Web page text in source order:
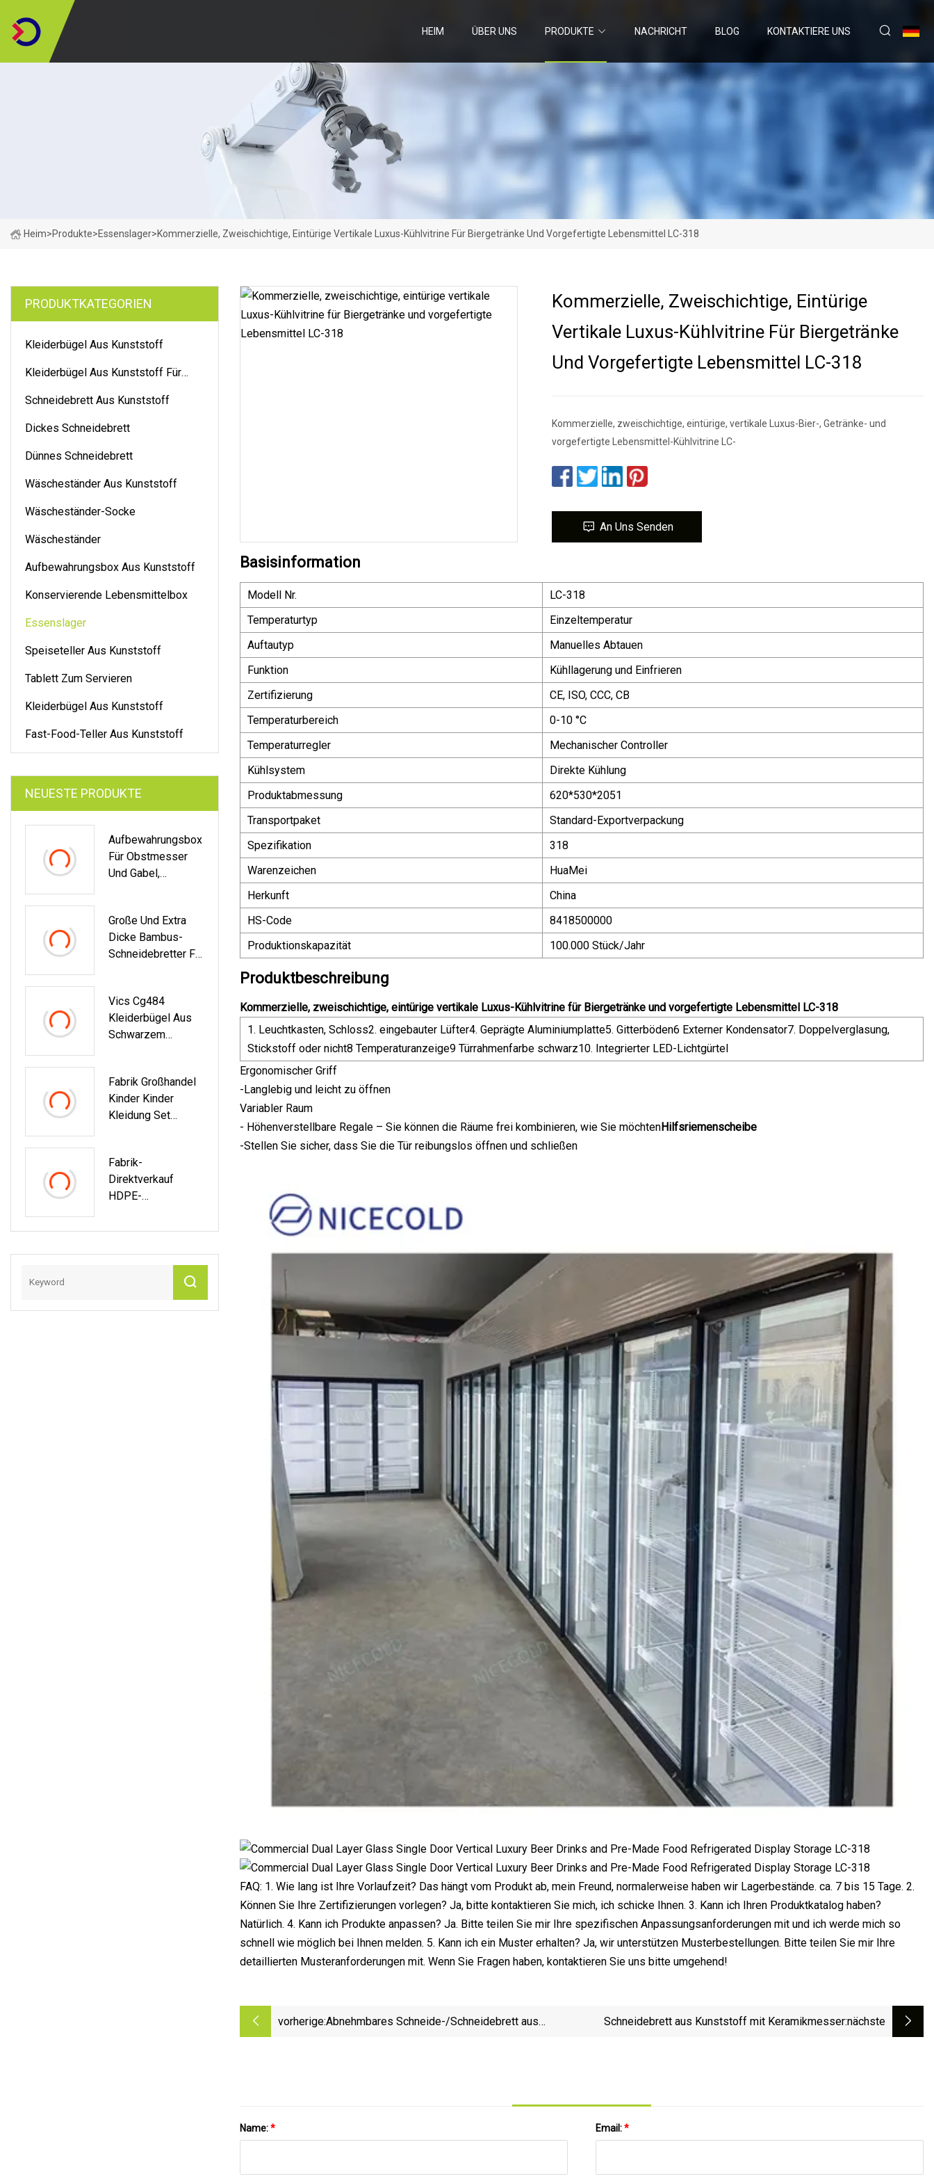
HEIM ÜBER UNS PRODUKTE NACHRICHT BLOG KONTAKTIERE UNS
Heim>Produkte>Essenslager>Kommerzielle, Zweischichtige, Eintürige Vertikale Luxus-Kühlvitrine Für Biergetränke Und Vorgefertigte Lebensmittel LC-318
PRODUKTKATEGORIEN
Kleiderbügel Aus Kunststoff
Kleiderbügel Aus Kunststoff Für
Schneidebrett Aus Kunststoff
Dickes Schneidebrett
Dünnes Schneidebrett
Wäscheständer Aus Kunststoff
Wäscheständer-Socke
Wäscheständer
Aufbewahrungsbox Aus Kunststoff
Konservierende Lebensmittelbox
Essenslager
Speiseteller Aus Kunststoff
Tablett Zum Servieren
Kleiderbügel Aus Kunststoff
Fast-Food-Teller Aus Kunststoff
NEUESTE PRODUKTE
Aufbewahrungsbox
Für Obstmesser
Und Gabel,
Versiegelte
Lunchbox,
Kühlschrank-
Große Und Extra
Dicke Bambus-
Schneidebretter Für
Vumm Bio-
Hochleistungs-
Schneidebrett
Vics Cg484
Kleiderbügel Aus
Schwarzem
Kleider/Anzüge/Rö
Cke
Fabrik Großhandel
Kinder Kinder
Kleidung Set
Kleiderbügel
Kunststoff
Kleiderbügel
Fabrik-
Direktverkauf
HDPE-
Neidebrett/extra
Schneidebrett
Kommerzielle, Zweischichtige, Eintürige
Vertikale Luxus-Kühlvitrine Für Biergetränke
Und Vorgefertigte Lebensmittel LC-318
Kommerzielle, zweischichtige, eintürige, vertikale Luxus-Bier-, Getränke- und
vorgefertigte Lebensmittel-Kühlvitrine LC-
An Uns Senden
Basisinformation
Modell Nr.
LC-318
Temperaturtyp
Einzeltemperatur
Auftautyp
Manuelles Abtauen
Funktion
Kühllagerung und Einfrieren
Zertifizierung
CE, ISO, CCC, CB
Temperaturbereich
0-10 °C
Temperaturregler
Mechanischer Controller
Kühlsystem
Direkte Kühlung
Produktabmessung
620*530*2051
Transportpaket
Standard-Exportverpackung
Spezifikation
318
Warenzeichen
HuaMei
Herkunft
China
HS-Code
8418500000
Produktionskapazität
100.000 Stück/Jahr
Produktbeschreibung
Kommerzielle, zweischichtige, eintürige vertikale Luxus-Kühlvitrine für Biergetränke und vorgefertigte Lebensmittel LC-318
1. Leuchtkasten, Schloss2. eingebauter Lüfter4. Geprägte Aluminiumplatte5. Gitterböden6 Externer Kondensator7. Doppelverglasung,
Stickstoff oder nicht8 Temperaturanzeige9 Türrahmenfarbe schwarz10. Integrierter LED-Lichtgürtel
Ergonomischer Griff
-Langlebig und leicht zu öffnen
Variabler Raum
- Höhenverstellbare Regale – Sie können die Räume frei kombinieren, wie Sie möchtenHilfsriemenscheibe
-Stellen Sie sicher, dass Sie die Tür reibungslos öffnen und schließen
FAQ: 1. Wie lang ist Ihre Vorlaufzeit? Das hängt vom Produkt ab, mein Freund, normalerweise haben wir Lagerbestände. ca. 7 bis 15 Tage. 2.
Können Sie Ihre Zertifizierungen vorlegen? Ja, bitte kontaktieren Sie mich, ich schicke Ihnen. 3. Kann ich Ihren Produktkatalog haben?
Natürlich. 4. Kann ich Produkte anpassen? Ja. Bitte teilen Sie mir Ihre spezifischen Anpassungsanforderungen mit und ich werde mich so
schnell wie möglich bei Ihnen melden. 5. Kann ich ein Muster erhalten? Ja, wir unterstützen Musterbestellungen. Bitte teilen Sie mir Ihre
detaillierten Musteranforderungen mit. Wenn Sie Fragen haben, kontaktieren Sie uns bitte umgehend!
vorherige:Abnehmbares Schneide-/Schneidebrett aus
Schneidebrett aus Kunststoff mit Keramikmesser:nächste
Name:* Email:*